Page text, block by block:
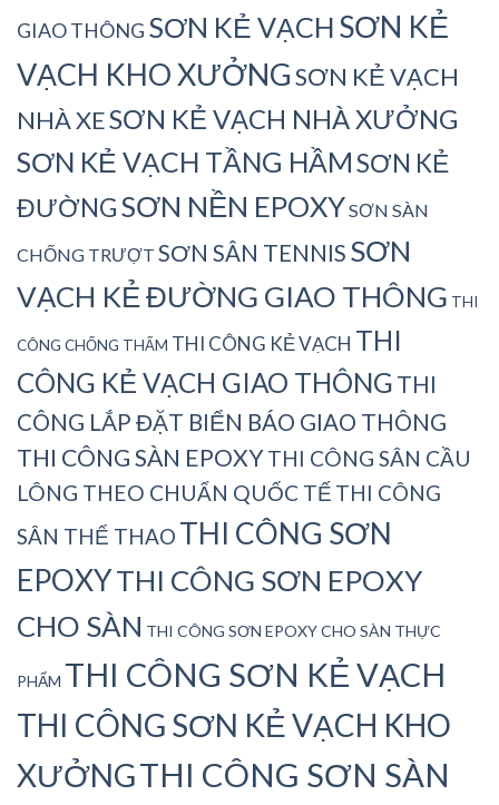
GIAO THÔNG SƠN KẺ VẠCH SƠN KẺ
VẠCH KHO XƯỞNGSƠN KẺ VẠCH
NHÀ XESƠN KẺ VẠCH NHÀ XƯỞNG
SƠN KẺ VẠCH TẦNG HẦMSƠN KẺ
ĐƯỜNGSƠN NỀN EPOXYSƠN SÀN
CHỐNG TRƯỢT SƠN SÂN TENNIS SƠN
VẠCH KẺ ĐƯỜNG GIAO THÔNG THI
CÔNG CHỐNG THẤM THI CÔNG KẺ VẠCH THI
CÔNG KẺ VẠCH GIAO THÔNG THI
CÔNG LẮP ĐẶT BIỂN BÁO GIAO THÔNG
THI CÔNG SÀN EPOXYTHI CÔNG SÂN CẦU
LÔNG THEO CHUẨN QUỐC TẾ THI CÔNG
SÂN THỂ THAO THI CÔNG SƠN
EPOXYTHI CÔNG SƠN EPOXY
CHO SÀN THI CÔNG SƠN EPOXY CHO SÀN THỰC
PHẨM THI CÔNG SƠN KẺ VẠCH
THI CÔNG SƠN KẺ VẠCH KHO
XƯỞNGTHI CÔNG SƠN SÀN